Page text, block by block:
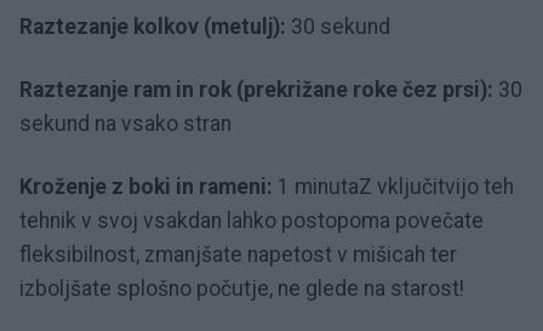
Raztezanje kolkov (metulj): 30 sekund
Raztezanje ram in rok (prekrižane roke čez prsi): 30
sekund na vsako stran
Kroženje z boki in rameni: 1 minutaZ vključitvijo teh
tehnik v svoj vsakdan lahko postopoma povečate
fleksibilnost, zmanjšate napetost v mišicah ter
izboljšate splošno počutje, ne glede na starost!